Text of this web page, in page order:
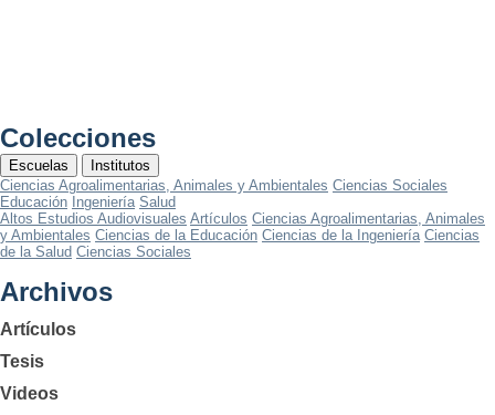
Colecciones
Escuelas
Institutos
Ciencias Agroalimentarias, Animales y Ambientales Ciencias Sociales
Educación Ingeniería Salud
Altos Estudios Audiovisuales Artículos Ciencias Agroalimentarias, Animales
y Ambientales Ciencias de la Educación Ciencias de la Ingeniería Ciencias
de la Salud Ciencias Sociales
Archivos
Artículos
Tesis
Videos